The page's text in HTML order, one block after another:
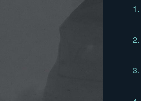
1.
2.
3.